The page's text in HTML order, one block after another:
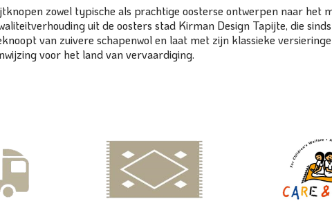
zowel typische als prachtige oosterse ontwerpen naar het
uit de oosters stad Kirman Design Tapijte, die
van zuivere schapenwol en laat met zijn klassieke
voor het land van vervaardiging.